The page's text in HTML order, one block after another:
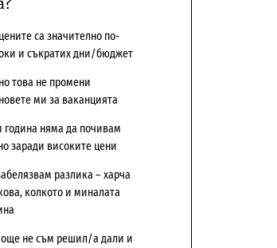
са значително по-
и съкратих дни/бюджет
това не промени
ми за ваканцията
година няма да почивам
заради високите цени
разлика – харча
колкото и миналата
още не съм решил/а дали и